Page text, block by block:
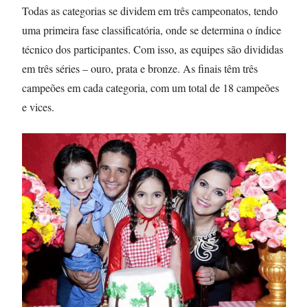
Todas as categorias se dividem em três campeonatos, tendo
uma primeira fase classificatória, onde se determina o índice
técnico dos participantes. Com isso, as equipes são divididas
em três séries – ouro, prata e bronze. As finais têm três
campeões em cada categoria, com um total de 18 campeões
e vices.